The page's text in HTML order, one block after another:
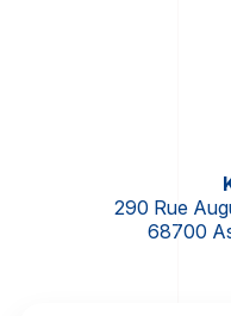
290 Rue
68700